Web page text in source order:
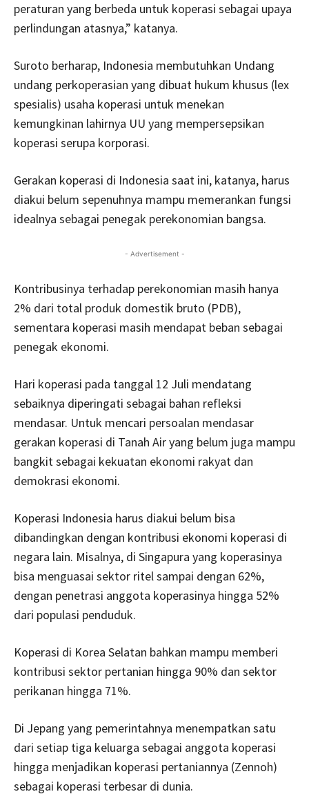
peraturan yang berbeda untuk koperasi sebagai upaya
perlindungan atasnya,” katanya.
Suroto berharap, Indonesia membutuhkan Undang
undang perkoperasian yang dibuat hukum khusus (lex
spesialis) usaha koperasi untuk menekan
kemungkinan lahirnya UU yang mempersepsikan
koperasi serupa korporasi.
Gerakan koperasi di Indonesia saat ini, katanya, harus
diakui belum sepenuhnya mampu memerankan fungsi
idealnya sebagai penegak perekonomian bangsa.
- Advertisement -
Kontribusinya terhadap perekonomian masih hanya
2% dari total produk domestik bruto (PDB),
sementara koperasi masih mendapat beban sebagai
penegak ekonomi.
Hari koperasi pada tanggal 12 Juli mendatang
sebaiknya diperingati sebagai bahan refleksi
mendasar. Untuk mencari persoalan mendasar
gerakan koperasi di Tanah Air yang belum juga mampu
bangkit sebagai kekuatan ekonomi rakyat dan
demokrasi ekonomi.
Koperasi Indonesia harus diakui belum bisa
dibandingkan dengan kontribusi ekonomi koperasi di
negara lain. Misalnya, di Singapura yang koperasinya
bisa menguasai sektor ritel sampai dengan 62%,
dengan penetrasi anggota koperasinya hingga 52%
dari populasi penduduk.
Koperasi di Korea Selatan bahkan mampu memberi
kontribusi sektor pertanian hingga 90% dan sektor
perikanan hingga 71%.
Di Jepang yang pemerintahnya menempatkan satu
dari setiap tiga keluarga sebagai anggota koperasi
hingga menjadikan koperasi pertaniannya (Zennoh)
sebagai koperasi terbesar di dunia.